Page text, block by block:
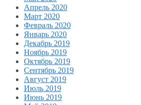
Апрель 2020
Март 2020
Февраль 2020
Январь 2020
Декабрь 2019
Ноябрь 2019
Октябрь 2019
Сентябрь 2019
Август 2019
Июль 2019
Июнь 2019